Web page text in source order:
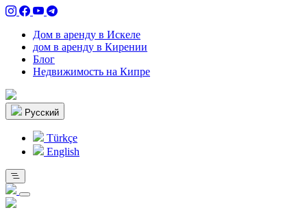
Дом в аренду в Искеле
дом в аренду в Кирении
Блог
Недвижимость на Кипре
Pусский
Türkçe
English